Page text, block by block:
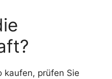
kaufen, prüfen Sie